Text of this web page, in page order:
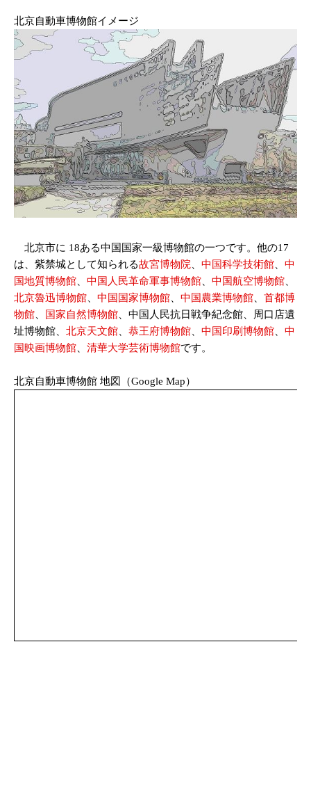
北京自動車博物館イメージ
北京市に 18ある中国国家一級博物館の一つです。他の17
は、紫禁城として知られる故宮博物院、 中国科学技術館、 中
国地質博物館、 中国人民革命軍事博物館、 中国航空博物館、
北京魯迅博物館、 中国国家博物館、 中国農業博物館、 首都博
物館、 国家自然博物館、中国人民抗日戦争紀念館、周口店遺
址博物館、 北京天文館、 恭王府博物館、 中国印刷博物館、 中
国映画博物館、 清華大学芸術博物館です。
北京自動車博物館 地図（Google Map）